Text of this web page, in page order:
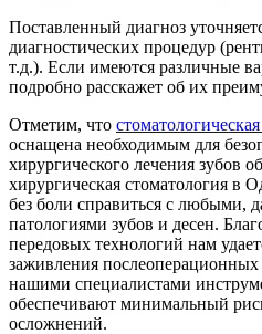
Поставленный диагноз
диагностических процедур
т.д.). Если имеются различные
подробно расскажет об их
Отметим, что
оснащена необходимым для
хирургического лечения зубов
хирургическая стоматология в
без боли справиться с любыми,
патологиями зубов и десен.
передовых технологий нам
заживления
нашими специалистами
обеспечивают минимальный
осложнений.